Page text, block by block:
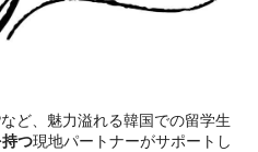
ど、魅力溢れる韓国での留学生
つ現地パートナーがサポートし